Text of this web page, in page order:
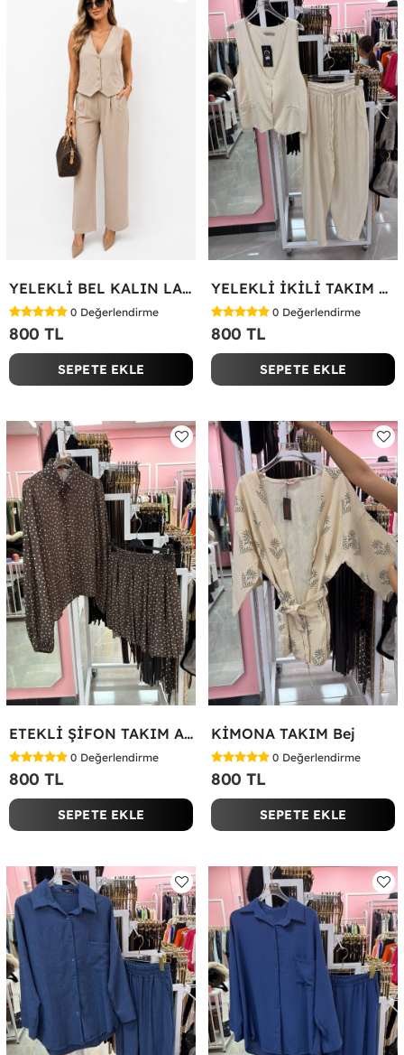
YELEKLİ BEL KALIN LASTİK İKİLİ TAKIM Bej
0 Değerlendirme
800 TL
SEPETE EKLE
YELEKLİ İKİLİ TAKIM Bej
0 Değerlendirme
800 TL
SEPETE EKLE
ETEKLİ ŞİFON TAKIM Acı Kahve
0 Değerlendirme
800 TL
SEPETE EKLE
KİMONA TAKIM Bej
0 Değerlendirme
800 TL
SEPETE EKLE